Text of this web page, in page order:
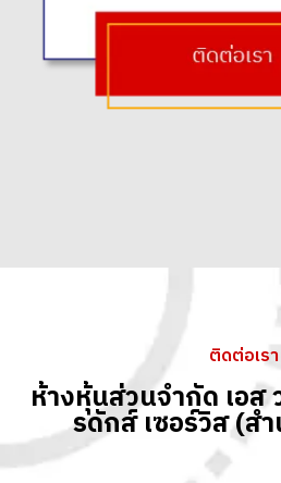
ติดต่อเรา
ห้างหุ้นส่วนจำกัด เอส
รดักส์ เซอร์วิส (ส